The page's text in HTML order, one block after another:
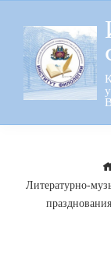
содержанию
Литературно-